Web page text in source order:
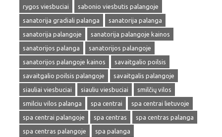
rygos viesbuciai
sabonio viesbutis palangoje
sanatorija gradiali palanga
sanatorija palanga
sanatorija palangoje
sanatorija palangoje kainos
sanatorijos palanga
sanatorijos palangoje
sanatorijos palangoje kainos
savaitgalio poilsis
savaitgalio poilsis palangoje
savaitgalis palangoje
siauliai viesbuciai
siauliu viesbuciai
smilčių vilos
smilciu vilos palanga
spa centrai
spa centrai lietuvoje
spa centrai palangoje
spa centras
spa centras palanga
spa centras palangoje
spa palanga